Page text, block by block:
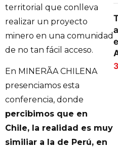
territorial que conlleva
realizar un proyecto
minero en una comunidad
de no tan fácil acceso.
En MINERÃA CHILENA
presenciamos esta
conferencia, donde
percibimos que en
Chile, la realidad es muy
similiar a la de Perú, en